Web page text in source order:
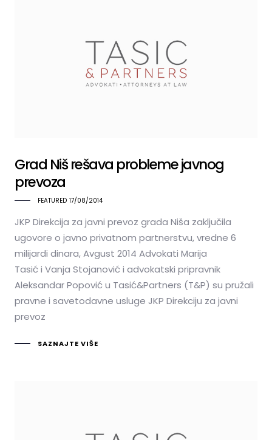
Grad Niš rešava probleme javnog
prevoza
FEATURED 17/08/2014
JKP Direkcija za javni prevoz grada Niša zaključila
ugovore o javno privatnom partnerstvu, vredne 6
milijardi dinara, Avgust 2014 Advokati Marija
Tasić i Vanja Stojanović i advokatski pripravnik
Aleksandar Popović u Tasić&Partners (T&P) su pružali
pravne i savetodavne usluge JKP Direkciju za javni
prevoz
SAZNAJTE VIŠE